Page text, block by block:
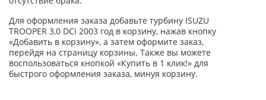
Для оформления заказа добавьте турбину ISUZU
TROOPER 3,0 DCi 2003 год в корзину, нажав кнопку
«Добавить в корзину», а затем оформите заказ,
перейдя на страницу корзины. Также вы можете
воспользоваться кнопкой «Купить в 1 клик!» для
быстрого оформления заказа, минуя корзину.